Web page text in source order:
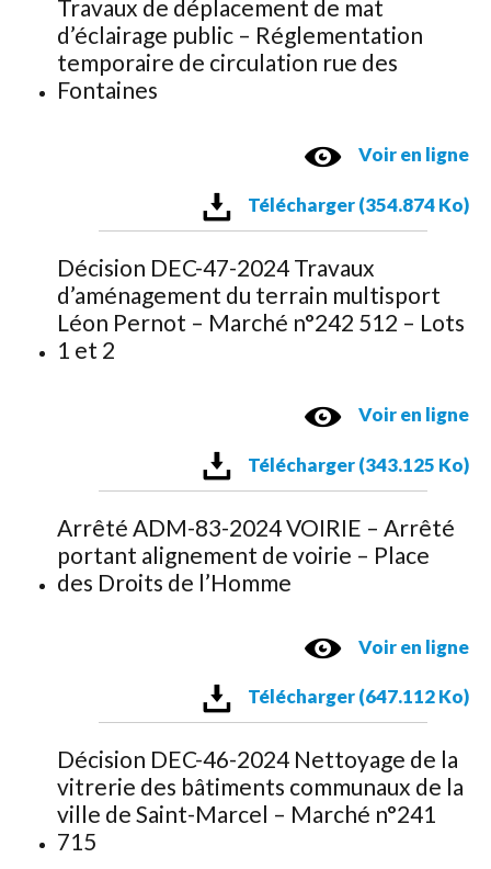
Travaux de déplacement de mat
d’éclairage public – Réglementation
temporaire de circulation rue des
Fontaines
Voir en ligne
Télécharger (354.874 Ko)
Décision DEC-47-2024 Travaux
d’aménagement du terrain multisport
Léon Pernot – Marché n°242 512 – Lots
1 et 2
Voir en ligne
Télécharger (343.125 Ko)
Arrêté ADM-83-2024 VOIRIE – Arrêté
portant alignement de voirie – Place
des Droits de l’Homme
Voir en ligne
Télécharger (647.112 Ko)
Décision DEC-46-2024 Nettoyage de la
vitrerie des bâtiments communaux de la
ville de Saint-Marcel – Marché n°241
715